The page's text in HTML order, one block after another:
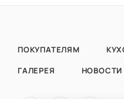
ПОКУПАТЕЛЯМ
ГАЛЕРЕЯ
НОВОСТИ